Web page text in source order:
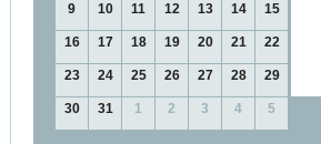
9 10 11 12 13 14 15
16 17 18 19 20 21 22
23 24 25 26 27 28 29
30 31 1 2 3 4 5